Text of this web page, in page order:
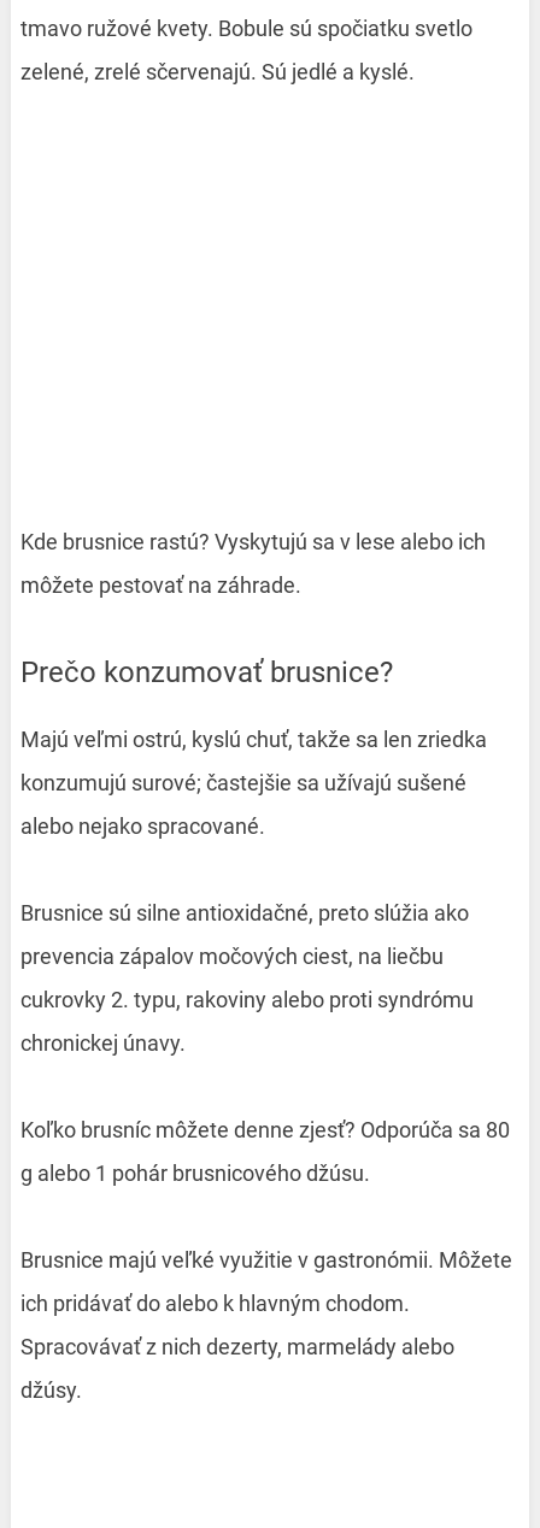
tmavo ružové kvety. Bobule sú spočiatku svetlo
zelené, zrelé sčervenajú. Sú jedlé a kyslé.
Kde brusnice rastú? Vyskytujú sa v lese alebo ich
môžete pestovať na záhrade.
Prečo konzumovať brusnice?
Majú veľmi ostrú, kyslú chuť, takže sa len zriedka
konzumujú surové; častejšie sa užívajú sušené
alebo nejako spracované.
Brusnice sú silne antioxidačné, preto slúžia ako
prevencia zápalov močových ciest, na liečbu
cukrovky 2. typu, rakoviny alebo proti syndrómu
chronickej únavy.
Koľko brusníc môžete denne zjesť? Odporúča sa 80
g alebo 1 pohár brusnicového džúsu.
Brusnice majú veľké využitie v gastronómii. Môžete
ich pridávať do alebo k hlavným chodom.
Spracovávať z nich dezerty, marmelády alebo
džúsy.